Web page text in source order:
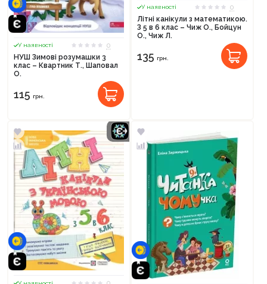
У наявності
0
НУШ Зимові розумашки 3
клас – Квартник Т., Шаповал
О.
115 грн.
У наявності
0
Літні канікули з математикою.
З 5 в 6 клас – Чиж О., Бойцун
О., Чиж Л.
135 грн.